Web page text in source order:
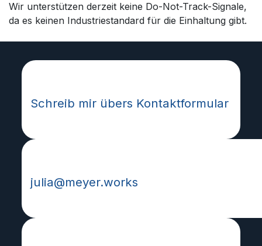
Wir unterstützen derzeit keine Do-Not-Track-Signale,
da es keinen Industriestandard für die Einhaltung gibt.
Schreib mir übers Kontaktformular
julia@meyer.works